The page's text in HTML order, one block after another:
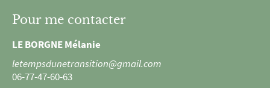
Pour me contacter
LE BORGNE Mélanie
letempsdunetransition@gmail.com
06-77-47-60-63